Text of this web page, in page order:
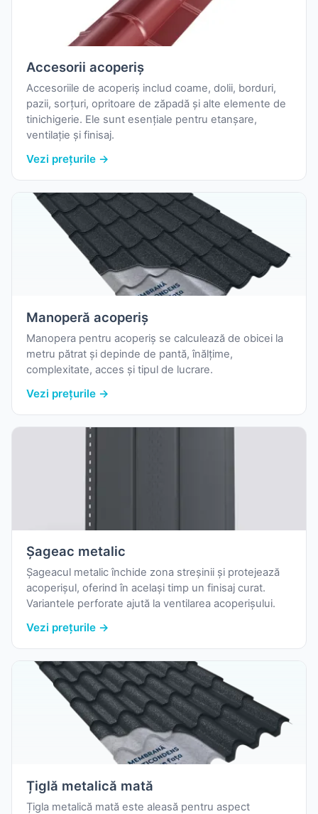
Accesorii acoperiș
Accesoriile de acoperiș includ coame, dolii, borduri,
pazii, sorțuri, opritoare de zăpadă și alte elemente de
tinichigerie. Ele sunt esențiale pentru etanșare,
ventilație și finisaj.
Vezi prețurile →
Manoperă acoperiș
Manopera pentru acoperiș se calculează de obicei la
metru pătrat și depinde de pantă, înălțime,
complexitate, acces și tipul de lucrare.
Vezi prețurile →
Șageac metalic
Șageacul metalic închide zona streșinii și protejează
acoperișul, oferind în același timp un finisaj curat.
Variantele perforate ajută la ventilarea acoperișului.
Vezi prețurile →
Țiglă metalică mată
Țigla metalică mată este aleasă pentru aspect